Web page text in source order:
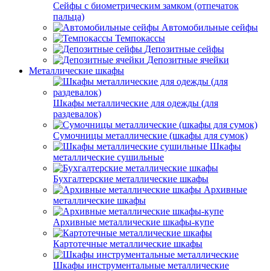
Сейфы с биометрическим замком (отпечаток
пальца)
Автомобильные сейфы
Темпокассы
Депозитные сейфы
Депозитные ячейки
Металлические шкафы
Шкафы металлические для одежды (для
раздевалок)
Сумочницы металлические (шкафы для сумок)
Шкафы
металлические сушильные
Бухгалтерские металлические шкафы
Архивные
металлические шкафы
Архивные металлические шкафы-купе
Картотечные металлические шкафы
Шкафы инструментальные металлические